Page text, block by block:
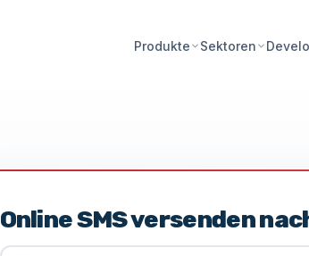
Produkte Sektoren
Online SMS versenden